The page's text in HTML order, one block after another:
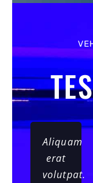
Aliquam
erat
volutpat.